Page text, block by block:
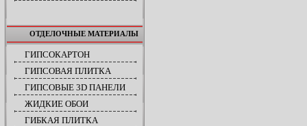
ОТДЕЛОЧНЫЕ МАТЕРИАЛЫ
ГИПСОКАРТОН
ГИПСОВАЯ ПЛИТКА
ГИПСОВЫЕ 3D ПАНЕЛИ
ЖИДКИЕ ОБОИ
ГИБКАЯ ПЛИТКА